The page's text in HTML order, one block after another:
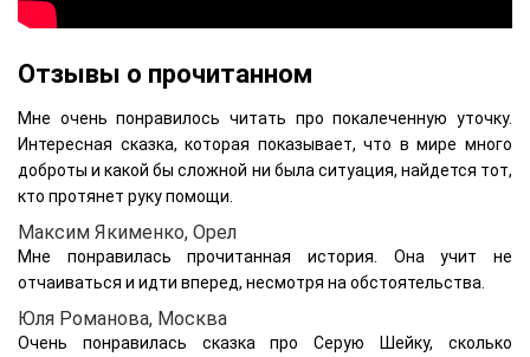
Отзывы о прочитанном
Мне очень понравилось читать про покалеченную уточку.
Интересная сказка, которая показывает, что в мире много
доброты и какой бы сложной ни была ситуация, найдется тот,
кто протянет руку помощи.
Максим Якименко, Орел
Мне понравилась прочитанная история. Она учит не
отчаиваться и идти вперед, несмотря на обстоятельства.
Юля Романова, Москва
Очень понравилась сказка про Серую Шейку, сколько